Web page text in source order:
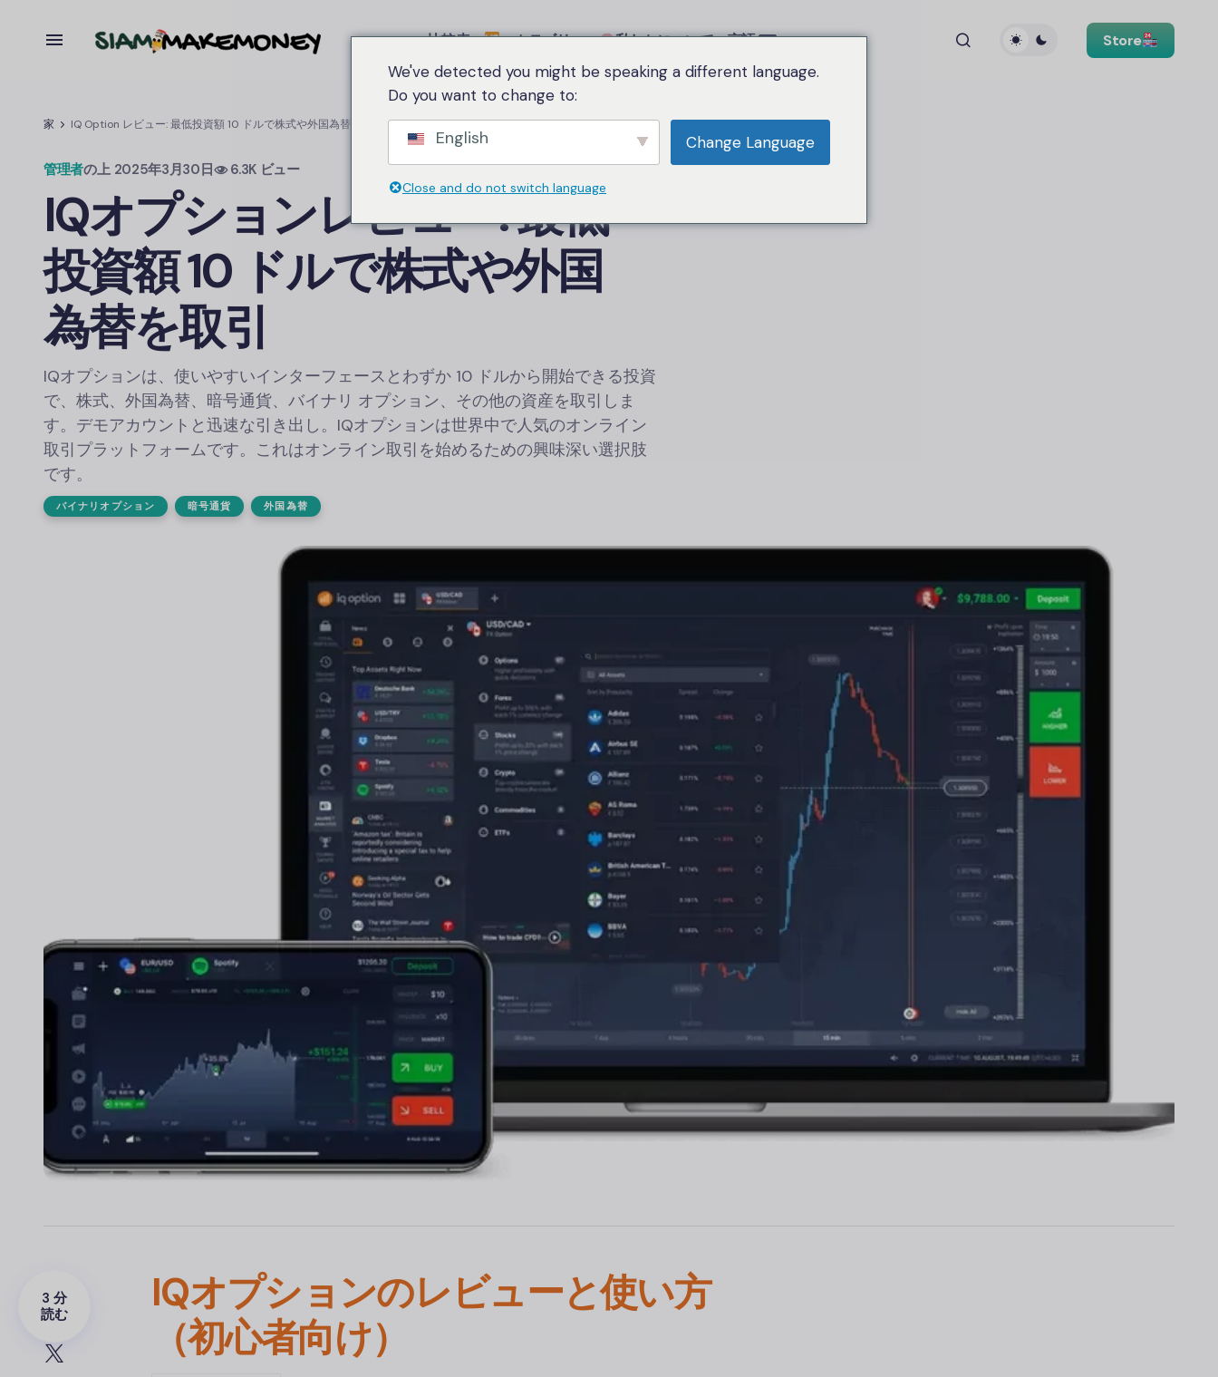
比較表 カテゴリー 私たちについて 言語 Store
家 IQ Option レビュー: 最低投資額 10 ドルで株式や外国為替を取引
管理者の上 2025年3月30日 6.3K ビュー
IQオプションレビュー: 最低
投資額 10 ドルで株式や外国
為替を取引
IQオプションは、使いやすいインターフェースとわずか 10 ドルから開始できる投資
で、株式、外国為替、暗号通貨、バイナリ オプション、その他の資産を取引しま
す。デモアカウントと迅速な引き出し。 IQオプションは世界中で人気のオンライン
取引プラットフォームです。これはオンライン取引を始めるための興味深い選択肢
です。
バイナリオプション 暗号通貨 外国為替
3 分
読む
IQオプションのレビューと使い方
（初心者向け）
We've detected you might be speaking a different language.
Do you want to change to:
English Change Language
Close and do not switch language